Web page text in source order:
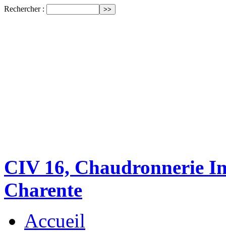
Rechercher :
CIV 16, Chaudronnerie
Charente
Accueil